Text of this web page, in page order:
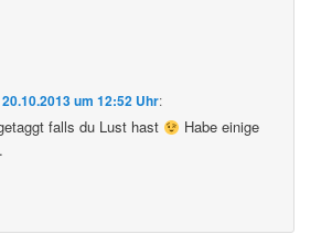
20.10.2013 um 12:52 Uhr:
falls du Lust hast
Habe einige